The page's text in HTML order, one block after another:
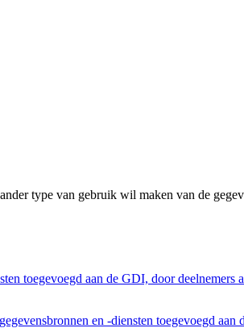
type van gebruik wil maken van de
toegevoegd aan de GDI, door deelnemers
en -diensten toegevoegd